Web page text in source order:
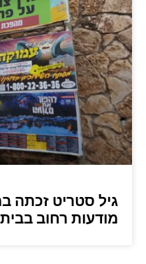
גיל סטריט זכתה
מודעות רחוב